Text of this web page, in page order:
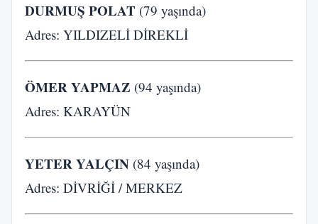
DURMUŞ POLAT (79 yaşında)
Adres: YILDIZELİ DİREKLİ
ÖMER YAPMAZ (94 yaşında)
Adres: KARAYÜN
YETER YALÇIN (84 yaşında)
Adres: DİVRİĞİ / MERKEZ